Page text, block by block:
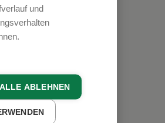
und
ALLE ABLEHNEN